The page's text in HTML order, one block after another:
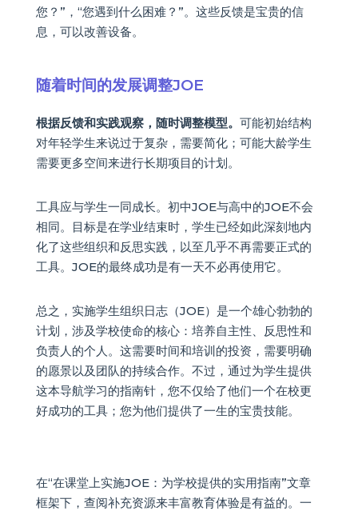
您？”，“您遇到什么困难？”。这些反馈是宝贵的信
息，可以改善设备。
随着时间的发展调整JOE
根据反馈和实践观察，随时调整模型。 可能初始结构
对年轻学生来说过于复杂，需要简化；可能大龄学生
需要更多空间来进行长期项目的计划。
工具应与学生一同成长。初中JOE与高中的JOE不会
相同。目标是在学业结束时，学生已经如此深刻地内
化了这些组织和反思实践，以至几乎不再需要正式的
工具。JOE的最终成功是有一天不必再使用它。
总之，实施学生组织日志（JOE）是一个雄心勃勃的
计划，涉及学校使命的核心：培养自主性、反思性和
负责人的个人。这需要时间和培训的投资，需要明确
的愿景以及团队的持续合作。不过，通过为学生提供
这本导航学习的指南针，您不仅给了他们一个在校更
好成功的工具；您为他们提供了一生的宝贵技能。
在“在课堂上实施JOE：为学校提供的实用指南”文章
框架下，查阅补充资源来丰富教育体验是有益的。一